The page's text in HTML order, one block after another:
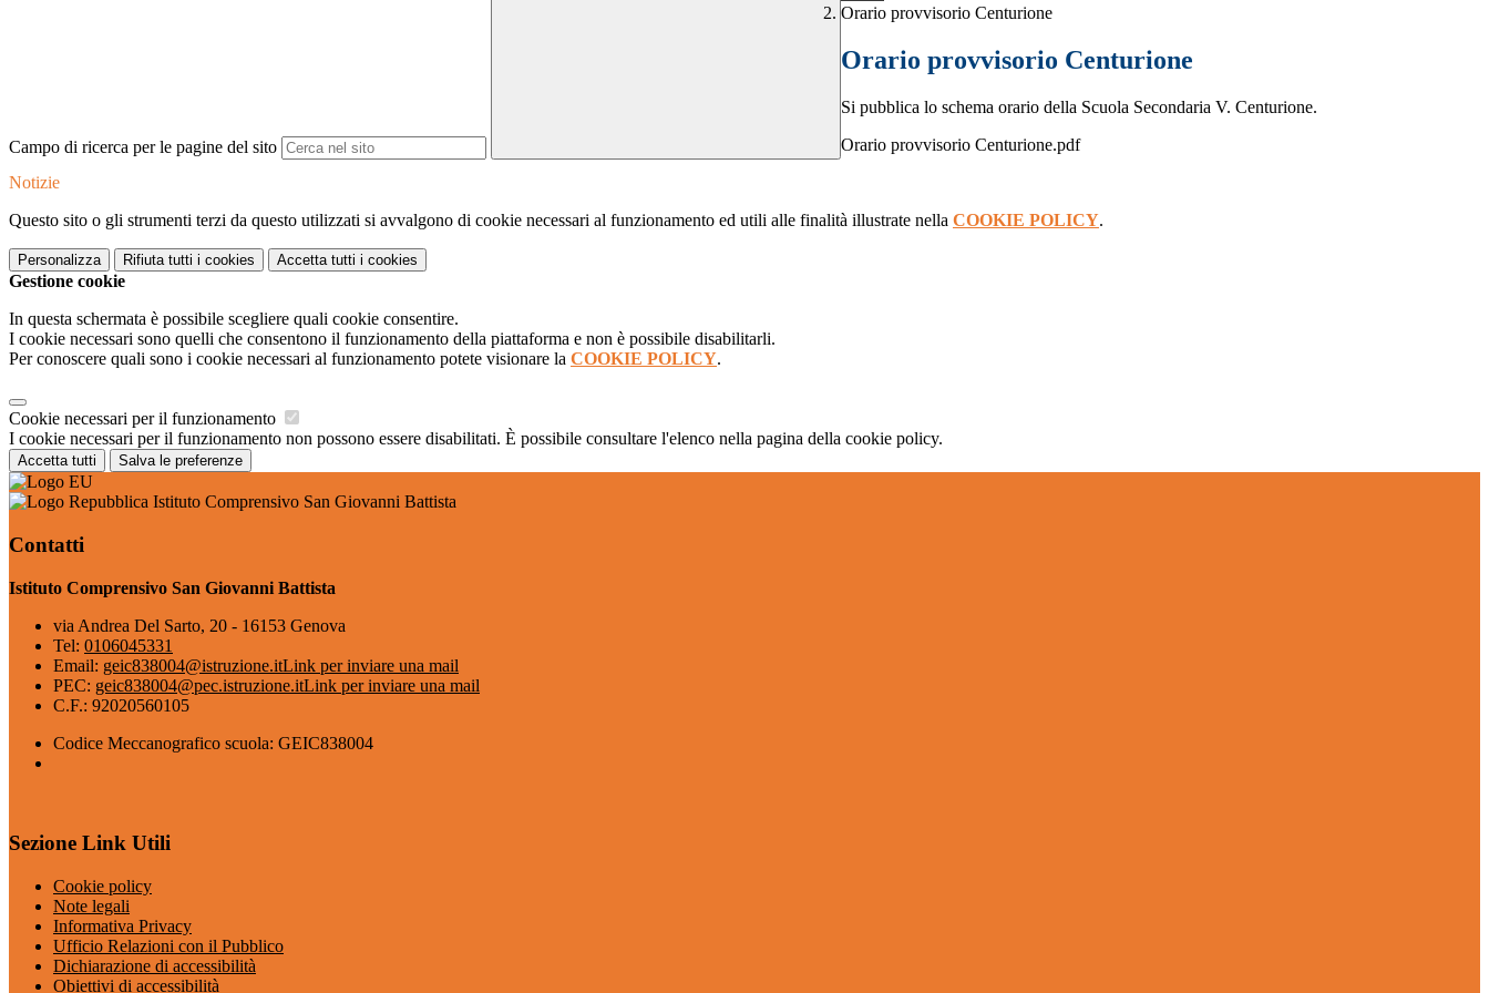
Campo di ricerca per le pagine del sito
Orario provvisorio Centurione
Orario provvisorio Centurione
Si pubblica lo schema orario della Scuola Secondaria V. Centurione.
Orario provvisorio Centurione.pdf
Notizie
Questo sito o gli strumenti terzi da questo utilizzati si avvalgono di cookie necessari al funzionamento ed utili alle finalità illustrate nella COOKIE POLICY.
Personalizza Rifiuta tutti i cookies Accetta tutti i cookies
Gestione cookie
In questa schermata è possibile scegliere quali cookie consentire.
I cookie necessari sono quelli che consentono il funzionamento della piattaforma e non è possibile disabilitarli.
Per conoscere quali sono i cookie necessari al funzionamento potete visionare la COOKIE POLICY.
Cookie necessari per il funzionamento
I cookie necessari per il funzionamento non possono essere disabilitati. È possibile consultare l'elenco nella pagina della cookie policy.
Accetta tutti Salva le preferenze
Istituto Comprensivo San Giovanni Battista
Contatti
Istituto Comprensivo San Giovanni Battista
via Andrea Del Sarto, 20 - 16153 Genova
Tel: 0106045331
Email: geic838004@istruzione.itLink per inviare una mail
PEC: geic838004@pec.istruzione.itLink per inviare una mail
C.F.: 92020560105
Codice Meccanografico scuola: GEIC838004
Sezione Link Utili
Cookie policy
Note legali
Informativa Privacy
Ufficio Relazioni con il Pubblico
Dichiarazione di accessibilità
Obiettivi di accessibilità